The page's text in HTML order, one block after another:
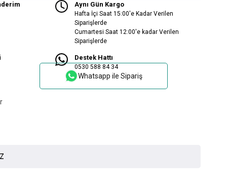
Aynı Gün Kargo
Hafta İçi Saat 15:00'e Kadar Verilen
Siparişlerde
Cumartesi Saat 12:00'e kadar Verilen
Siparişlerde
Destek Hattı
0530 588 84 34
Whatsapp ile Sipariş